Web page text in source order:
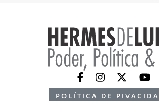
POLÍTICA DE